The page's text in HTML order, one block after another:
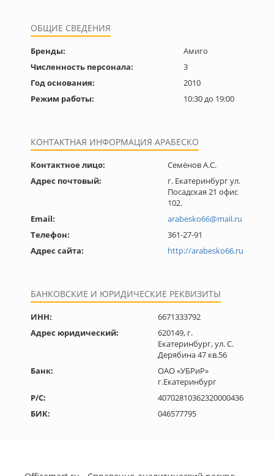
ОБЩИЕ СВЕДЕНИЯ
Бренды:
Амиго
Численность персонала:
3
Год основания:
2010
Режим работы:
10:30 до 19:00
КОНТАКТНАЯ ИНФОРМАЦИЯ АРАБЕСКО
Контактное лицо:
Семёнов А.С.
Адрес почтовый:
г. Екатеринбург ул.
Посадская 21 офис
102.
Email:
arabesko66@mail.ru
Телефон:
361-27-91
Адрес сайта:
http://arabesko66.ru
БАНКОВСКИЕ И ЮРИДИЧЕСКИЕ РЕКВИЗИТЫ
ИНН:
6671333792
Адрес юридический:
620149, г.
Екатеринбург, ул. С.
Дерябина 47 кв.56
Банк:
ОАО «УБРиР»
г.Екатеринбург
Р/С:
40702810362320000436
БИК:
046577795